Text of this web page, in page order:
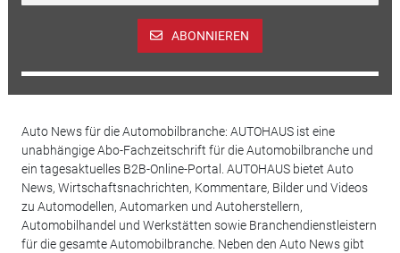
ABONNIEREN
Auto News für die Automobilbranche: AUTOHAUS ist eine
unabhängige Abo-Fachzeitschrift für die Automobilbranche und
ein tagesaktuelles B2B-Online-Portal. AUTOHAUS bietet Auto
News, Wirtschaftsnachrichten, Kommentare, Bilder und Videos
zu Automodellen, Automarken und Autoherstellern,
Automobilhandel und Werkstätten sowie Branchendienstleistern
für die gesamte Automobilbranche. Neben den Auto News gibt